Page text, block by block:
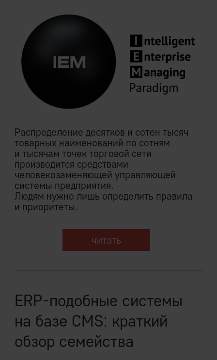
Распределение десятков и сотен тысяч
товарных наименований по сотням
и тысячам точек торговой сети
производится средствами
человекозаменяющей управляющей
системы предприятия.
Людям нужно лишь определить правила
и приоритеты.
читать
ERP-подобные системы
на базе CMS: краткий
обзор семейства